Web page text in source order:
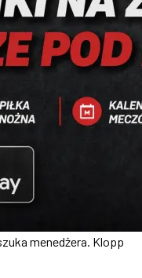
menedżera. Klopp